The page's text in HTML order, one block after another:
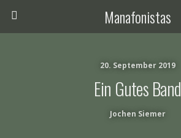
Manafonistas
20. September 2019
Ein Gutes Band
Jochen Siemer